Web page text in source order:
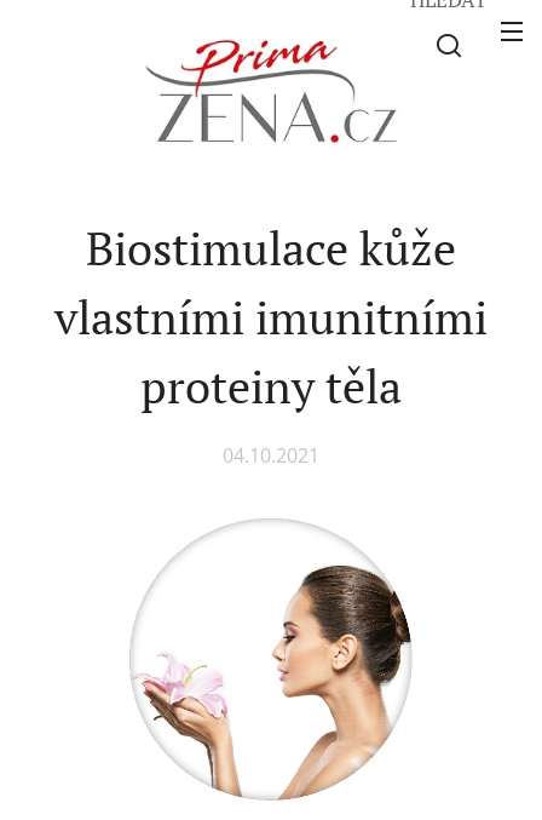
Biostimulace kůže
vlastními imunitními
proteiny těla
04.10.2021